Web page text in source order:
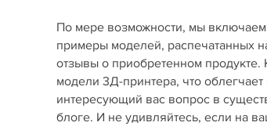
По мере возможности, мы включаем
примеры моделей, распечатанных
отзывы о приобретенном продукте.
модели 3Д-принтера, что
интересующий вас вопрос в
блоге. И не удивляйтесь, если на